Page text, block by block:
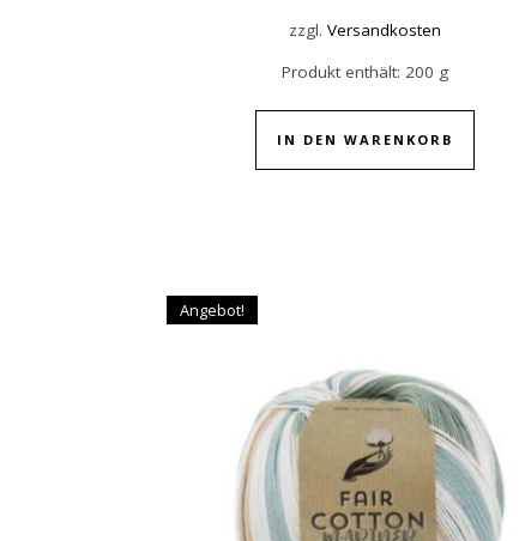
zzgl.Versandkosten
Produkt enthält: 200 g
IN DEN WARENKORB
Angebot!